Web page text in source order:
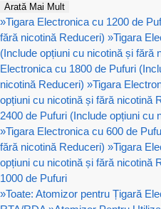
Arată Mai Mult
»Tigara Electronica cu 1200 de
fără nicotină Reduceri) »Tigara
(Include opțiuni cu nicotină și fără
Electronica cu 1800 de Pufuri
nicotină Reduceri) »Tigara
opțiuni cu nicotină și fără nicotină
2400 de Pufuri (Include opțiuni cu
»Tigara Electronica cu 600 de
fără nicotină Reduceri) »Tigara
opțiuni cu nicotină și fără nicotină
1000 de Pufuri
»Toate: Atomizor pentru Țigară